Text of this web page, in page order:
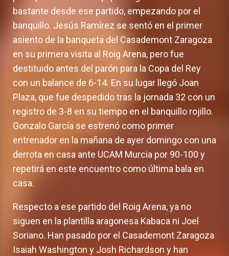
bastante desde ese partido, empezando por el
banquillo. Jesús Ramírez se sentó en el primer
asiento de la banqueta del Casademont Zaragoza
en su primera visita al Roig Arena, pero fue
destituido antes del parón para la Copa del Rey
con un balance de 6-14. En su lugar llegó Joan
Plaza, que fue despedido tras la jornada 32 con un
registro de 3-8 en su tiempo en el banquillo rojillo.
Gonzalo García se estrenó como primer
entrenador en la mañana de ayer domingo con una
derrota en casa ante UCAM Murcia por 90-100 y
repetirá en este encuentro como última bala en
casa.
Respecto a ese partido del Roig Arena, ya no
siguen en la plantilla aragonesa Kabaca ni Joel
Soriano. Han pasado por el Casademont Zaragoza
Isaiah Washington y Josh Richardson y han